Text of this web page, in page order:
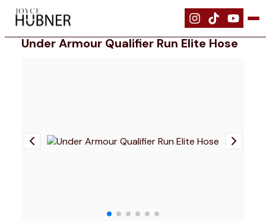
| Bekleidung Under Armour Qualifier Run Elite Hose
Under Armour Qualifier Run Elite Hose